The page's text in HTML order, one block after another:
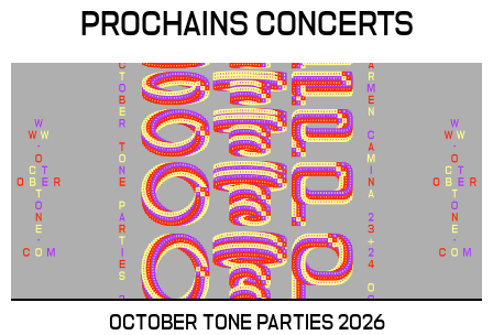
PROCHAINS CONCERTS
OCTOBER TONE PARTIES 2026